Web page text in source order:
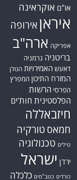
או"ם אוקראינה
איראן אירופה
אפריקה ארה"ב
בריטניה גרמניה
דאעש האמירויות הגולן
המזרח התיכון המפרץ
הפרסי הרשות
הפלסטינית חות'ים
חיזבאללה
חמאס טורקיה
טילים טכנולוגיה
ירדן ישראל
כורדים כטב"מים כלכלה